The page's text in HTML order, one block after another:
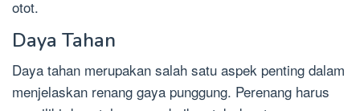
otot.
Daya Tahan
Daya tahan merupakan salah satu aspek penting dalam
menjelaskan renang gaya punggung. Perenang harus